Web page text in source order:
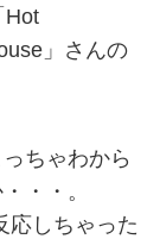
Hot
」さんの
ちゃわから
・・。
応しちゃった